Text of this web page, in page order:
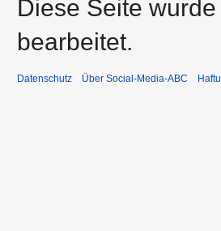
Diese Seite
bearbeitet.
Datenschutz Über Social-Media-ABC